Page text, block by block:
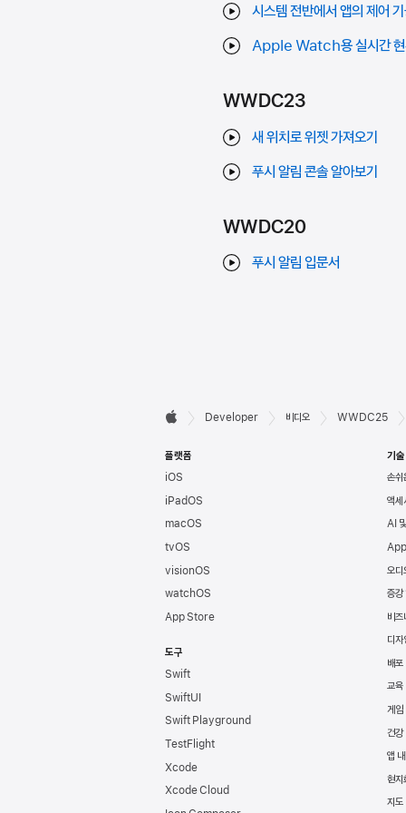
시스템 전반에서 앱의 제어
Apple Watch용 실시간 현
WWDC23
새 위치로 위젯 가져오기
푸시 알림 콘솔 알아보기
WWDC20
푸시 알림 입문서
Developer
바닥글

Developer 비디오 WWDC25
플랫폼
iOS
iPadOS
macOS
tvOS
visionOS
watchOS
App Store
도구
Swift
SwiftUI
Swift Playground
TestFlight
Xcode
Xcode Cloud
기술
손쉬
액세
AI
오디
증강
비즈
디자
배포
교육
게임
건강
앱
현지
지도